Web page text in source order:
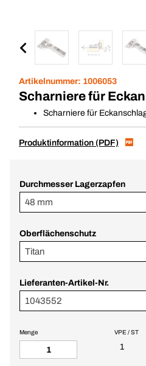
Artikelnummer: 1006053
Scharniere für
Scharniere für
Produktinformation (PDF)
Durchmesser Lagerzapfen
48 mm
Oberflächenschutz
Titan
Lieferanten-Artikel-Nr.
1043552
VPE / ST
1
Menge